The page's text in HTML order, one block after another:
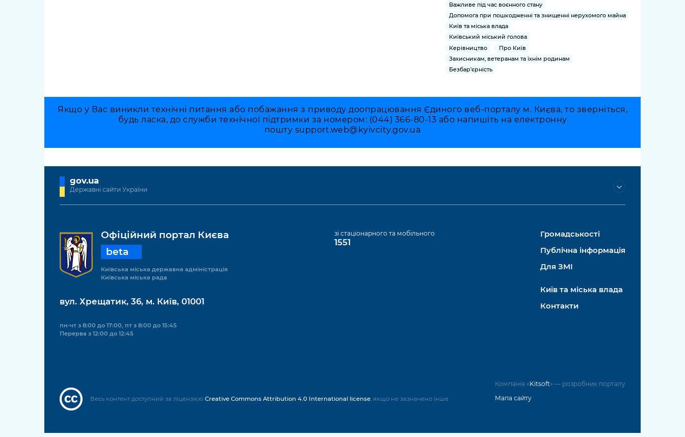
Важливе під час воєнного стану
Допомога при пошкодженні та знищенні нерухомого майна
Київ та міська влада
Київський міський голова
Керівництво
Про Київ
Захисникам, ветеранам та їхнім родинам
Безбар'єрність
Якщо у Вас виникли технічні питання або побажання з приводу доопрацювання Єдиного веб-порталу м. Києва, то зверніться,
будь ласка, до служби технічної підтримки за номером: (044) 366-80-13 або напишіть на електронну
пошту support.web@kyivcity.gov.ua
gov.ua
Державні сайти України
Офіційний портал Києва
beta
Київська міська державна адміністрація
Київська міська рада
вул. Хрещатик, 36, м. Київ, 01001
пн-чт з 8:00 до 17:00, пт з 8:00 до 15:45
Перерва з 12:00 до 12:45
зі стаціонарного та мобільного
1551
Громадськості
Публічна інформація
Для ЗМІ
Київ та міська влада
Контакти
Компанія «Kitsoft» — розробник порталу
Мапа сайту
Весь контент доступний за ліцензією Creative Commons Attribution 4.0 International license, якщо не зазначено інше